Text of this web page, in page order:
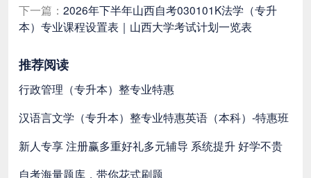
下一篇： 2026年下半年山西自考030101K法学（专升
本）专业课程设置表｜山西大学考试计划一览表
推荐阅读
行政管理（专升本）整专业特惠
汉语言文学（专升本）整专业特惠英语（本科）-特惠班
新人专享 注册赢多重好礼多元辅导 系统提升 好学不贵
自考海量题库，带你花式刷题